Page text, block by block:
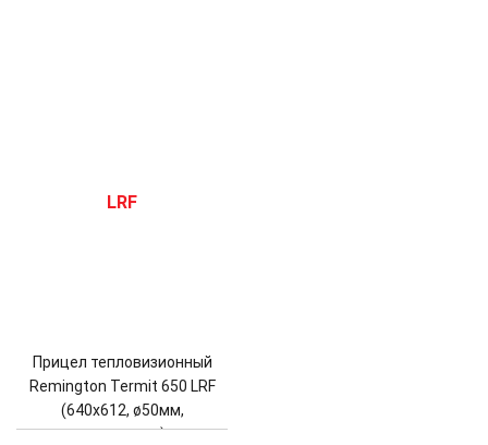
Прицел тепловизионный
Remington Termit 650 LRF
(640х612, ø50мм,
дальномер)